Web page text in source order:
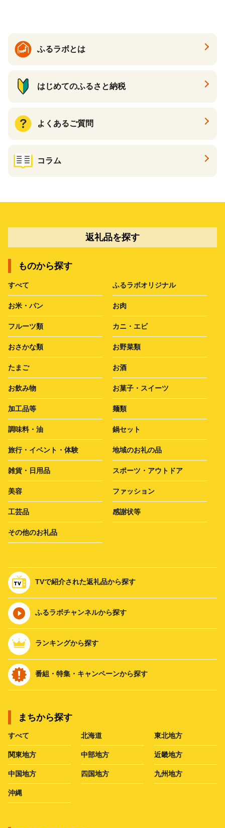
ふるラボとは
はじめてのふるさと納税
よくあるご質問
コラム
返礼品を探す
ものから探す
すべて ふるラボオリジナル
お米・パン お肉
フルーツ類 カニ・エビ
おさかな類 お野菜類
たまご お酒
お飲み物 お菓子・スイーツ
加工品等 麺類
調味料・油 鍋セット
旅行・イベント・体験 地域のお礼の品
雑貨・日用品 スポーツ・アウトドア
美容 ファッション
工芸品 感謝状等
その他のお礼品
TVで紹介された返礼品から探す
ふるラボチャンネルから探す
ランキングから探す
番組・特集・キャンペーンから探す
まちから探す
すべて 北海道 東北地方
関東地方 中部地方 近畿地方
中国地方 四国地方 九州地方
沖縄